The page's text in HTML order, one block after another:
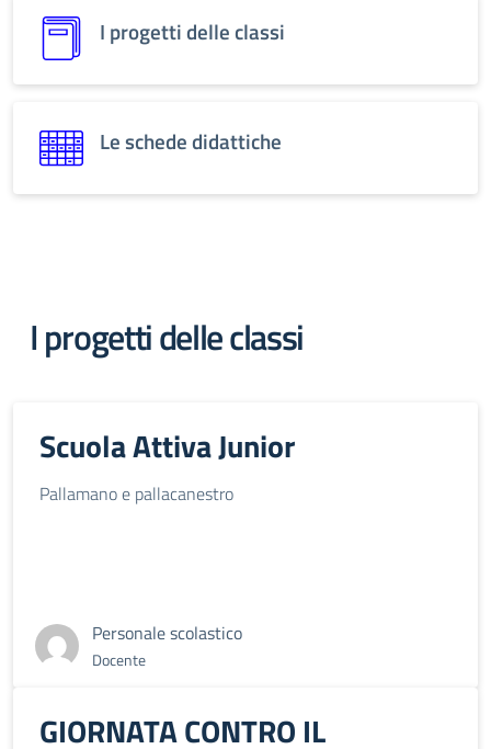
I progetti delle classi
Le schede didattiche
I progetti delle classi
Scuola Attiva Junior
Pallamano e pallacanestro
Personale scolastico
Docente
GIORNATA CONTRO IL